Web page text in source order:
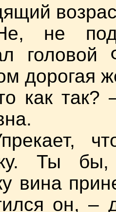
не
дорогая
как так?
Ты
вина
он, –